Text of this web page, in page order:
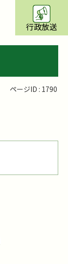
行政放送
ページID : 1790